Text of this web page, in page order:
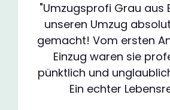
"Umzugsprofi Grau aus
unseren Umzug
gemacht! Vom ersten
Einzug waren sie
pünktlich und
Ein echter